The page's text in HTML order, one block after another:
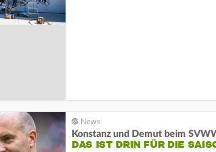
Konstanz und Demut beim
DAS IST DRIN FÜR DIE